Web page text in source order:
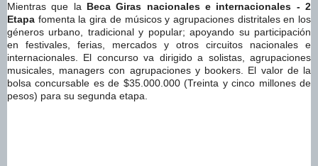
Mientras que la Beca Giras nacionales e internacionales - 2
Etapa fomenta la gira de músicos y agrupaciones distritales en los
géneros urbano, tradicional y popular; apoyando su participación
en festivales, ferias, mercados y otros circuitos nacionales e
internacionales. El concurso va dirigido a solistas, agrupaciones
musicales, managers con agrupaciones y bookers. El valor de la
bolsa concursable es de $35.000.000 (Treinta y cinco millones de
pesos) para su segunda etapa.